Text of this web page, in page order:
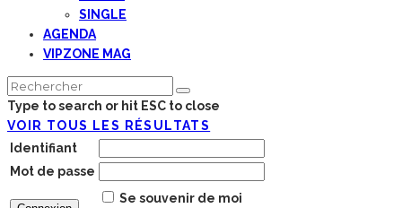
SINGLE
AGENDA
VIPZONE MAG
Type to search or hit ESC to close
VOIR TOUS LES RÉSULTATS
Identifiant
Mot de passe
Se souvenir de moi